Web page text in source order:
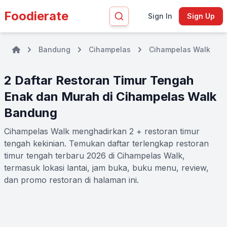
Foodierate Sign In Sign Up
Bandung Cihampelas Cihampelas Walk
2 Daftar Restoran Timur Tengah
Enak dan Murah di Cihampelas Walk
Bandung
Cihampelas Walk menghadirkan 2 + restoran timur
tengah kekinian. Temukan daftar terlengkap restoran
timur tengah terbaru 2026 di Cihampelas Walk,
termasuk lokasi lantai, jam buka, buku menu, review,
dan promo restoran di halaman ini.